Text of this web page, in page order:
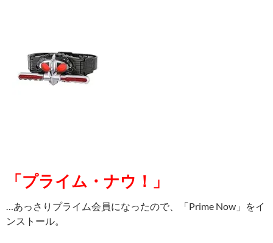
「プライム・ナウ！」
…あっさりプライム会員になったので、「Prime Now」をイ
ンストール。